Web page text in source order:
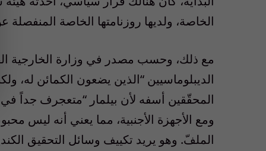
الخاصة، ولديها روزنامتها الخاصة
مع ذلك، وحسب مصدر في وزارة الخارجية
الديبلوماسيين “الذين يضعون الكمائن له،
المحقّقين أسفه لأن بيلمار “متعجرف جداً
ومع الأجهزة الأجنبية، مما يعني أنه ليس
الملفّ. وهو يريد تكييف وسائل التحقيق